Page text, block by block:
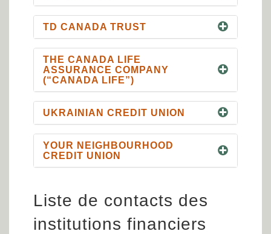
TD CANADA TRUST
THE CANADA LIFE
ASSURANCE COMPANY
(“CANADA LIFE”)
UKRAINIAN CREDIT UNION
YOUR NEIGHBOURHOOD
CREDIT UNION
Liste de contacts des
institutions financiers